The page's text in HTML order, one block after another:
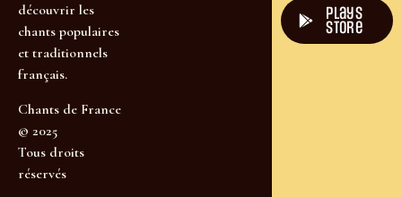
découvrir les
chants populaires
et traditionnels
français.
Chants de France
© 2025
Tous droits
réservés
plays
store